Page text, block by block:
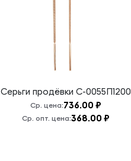
Серьги продёвки С-0055П1200
Ср. цена:736.00 ₽
Ср. опт. цена:368.00 ₽